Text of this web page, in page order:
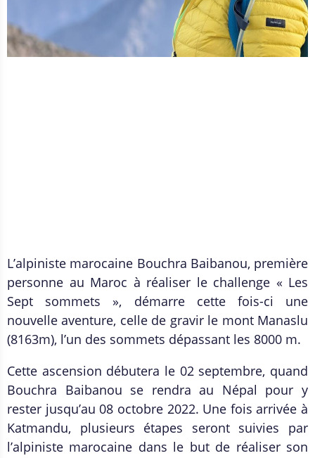
L’alpiniste marocaine Bouchra Baibanou, première
personne au Maroc à réaliser le challenge « Les
Sept sommets », démarre cette fois-ci une
nouvelle aventure, celle de gravir le mont Manaslu
(8163m), l’un des sommets dépassant les 8000 m.
Cette ascension débutera le 02 septembre, quand
Bouchra Baibanou se rendra au Népal pour y
rester jusqu’au 08 octobre 2022. Une fois arrivée à
Katmandu, plusieurs étapes seront suivies par
l’alpiniste marocaine dans le but de réaliser son